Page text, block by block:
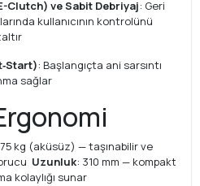
Clutch) ve Sabit Debriyaj: Geri
kullanıcının kontrolünü
: Başlangıçta ani sarsıntı
sağlar
kg (aküsüz) — taşınabilir ve
Uzunluk: 310 mm — kompakt
kolaylığı sunar